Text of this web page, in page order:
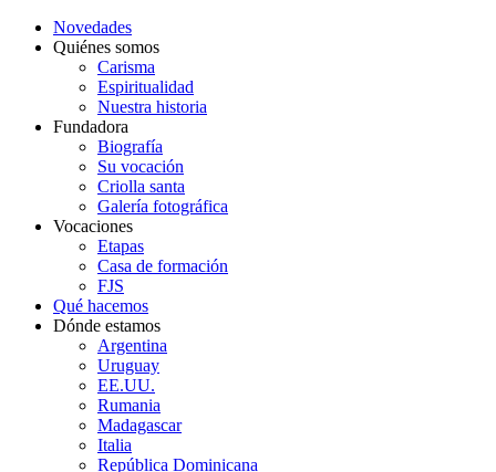
Novedades
Quiénes somos
Carisma
Espiritualidad
Nuestra historia
Fundadora
Biografía
Su vocación
Criolla santa
Galería fotográfica
Vocaciones
Etapas
Casa de formación
FJS
Qué hacemos
Dónde estamos
Argentina
Uruguay
EE.UU.
Rumania
Madagascar
Italia
República Dominicana